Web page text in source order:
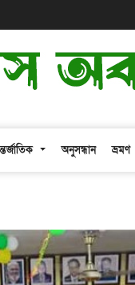
অনুসন্ধান ভ্রমণ